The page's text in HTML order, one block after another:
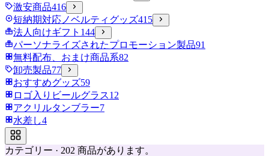
激安商品416
短納期対応ノベルティグッズ415
法人向けギフト 144
パーソナライズされたプロモーション製品91
無料配布、おまけ商品系82
卸売製品77
おすすめグッズ59
ロゴ入りビールグラス12
アクリルタンブラー7
水差し4
カテゴリー · 202 商品があります。